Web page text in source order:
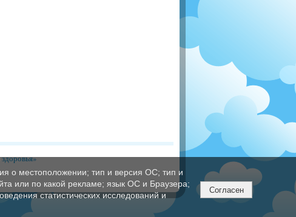
о местоположении; тип и версия ОС; тип и
или по какой рекламе; язык ОС и Браузера;
статистических исследований и
Согласен